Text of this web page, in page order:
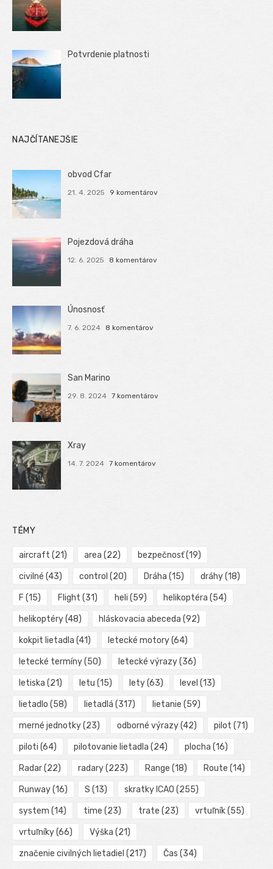
Potvrdenie platnosti
NAJČÍTANEJŠIE
obvod Cfar
21. 4. 2025 9 komentárov
Pojezdová dráha
12. 6. 2025 8 komentárov
Únosnosť
7. 6. 2024 8 komentárov
San Marino
29. 8. 2024 7 komentárov
Xray
14. 7. 2024 7 komentárov
TÉMY
aircraft (21) area (22) bezpečnosť(19)
civilné (43) control (20) Dráha (15) dráhy(18)
F (15) Flight (31) heli (59) helikoptéra (54)
helikoptéry(48) hláskovacia abeceda (92)
kokpit lietadla (41) letecké motory(64)
letecké termíny(50) letecké výrazy(36)
letiska (21) letu (15) lety(63) level (13)
lietadlo (58) lietadlá (317) lietanie (59)
merné jednotky(23) odborné výrazy(42) pilot (71)
piloti (64) pilotovanie lietadla (24) plocha (16)
Radar(22) radary(223) Range (18) Route (14)
Runway(16) S (13) skratky ICAO (255)
system (14) time (23) trate (23) vrtuľník(55)
vrtuľníky(66) Výška (21)
značenie civilných lietadiel (217) Čas (34)